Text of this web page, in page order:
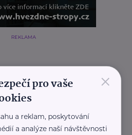
REKLAMA
×
pro vaše
a reklam, poskytování
a analýze naší návštěvnosti